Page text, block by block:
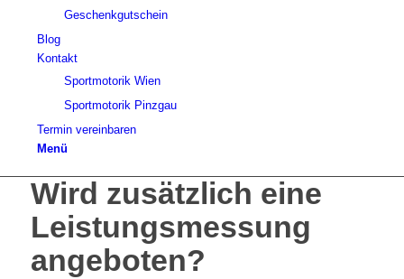
Geschenkgutschein
Blog
Kontakt
Sportmotorik Wien
Sportmotorik Pinzgau
Termin vereinbaren
Menü
Wird zusätzlich eine
Leistungsmessung
angeboten?